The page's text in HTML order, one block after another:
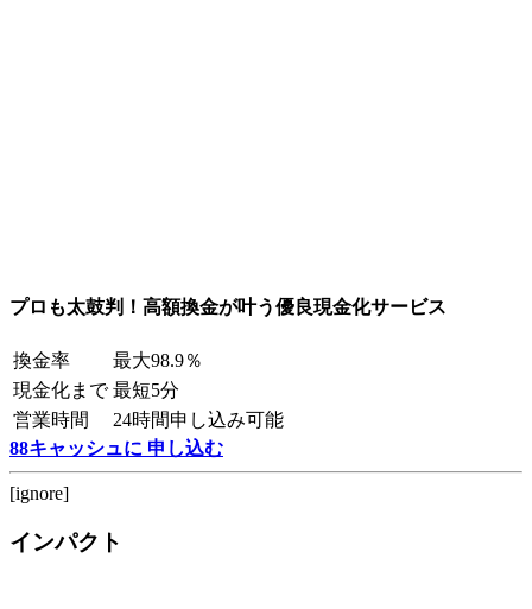
プロも太鼓判！高額換金が叶う優良現金化サービス
換金率
最大98.9％
現金化まで 最短5分
営業時間
24時間申し込み可能
88キャッシュに 申し込む
[ignore]
インパクト